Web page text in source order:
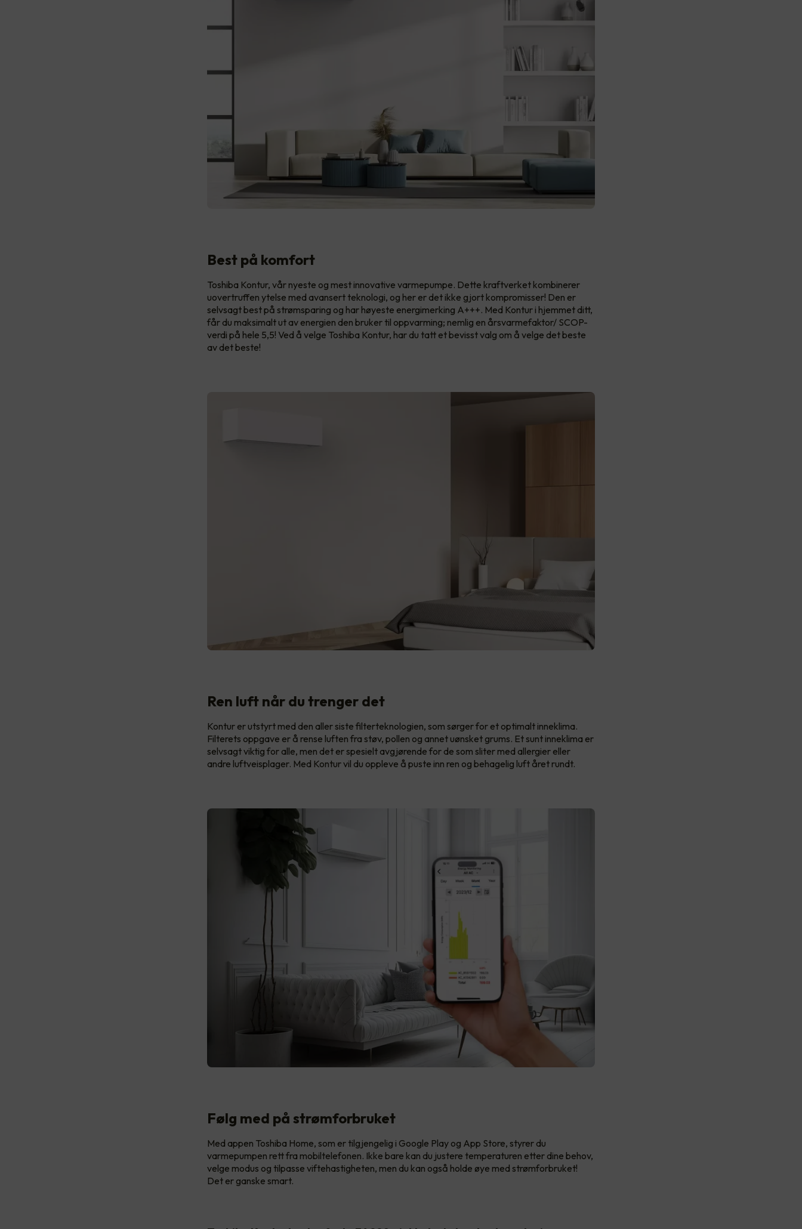
Best på komfort
Toshiba Kontur, vår nyeste og mest innovative varmepumpe. Dette kraftverket kombinerer
uovertruffen ytelse med avansert teknologi, og her er det ikke gjort kompromisser! Den er
selvsagt best på strømsparing og har høyeste energimerking A+++. Med Kontur i hjemmet ditt,
får du maksimalt ut av energien den bruker til oppvarming; nemlig en årsvarmefaktor/ SCOP-
verdi på hele 5,5! Ved å velge Toshiba Kontur, har du tatt et bevisst valg om å velge det beste
av det beste!
Ren luft når du trenger det
Kontur er utstyrt med den aller siste filterteknologien, som sørger for et optimalt inneklima.
Filterets oppgave er å rense luften fra støv, pollen og annet uønsket grums. Et sunt inneklima er
selvsagt viktig for alle, men det er spesielt avgjørende for de som sliter med allergier eller
andre luftveisplager. Med Kontur vil du oppleve å puste inn ren og behagelig luft året rundt.
Følg med på strømforbruket
Med appen Toshiba Home, som er tilgjengelig i Google Play og App Store, styrer du
varmepumpen rett fra mobiltelefonen. Ikke bare kan du justere temperaturen etter dine behov,
velge modus og tilpasse viftehastigheten, men du kan også holde øye med strømforbruket!
Det er ganske smart.